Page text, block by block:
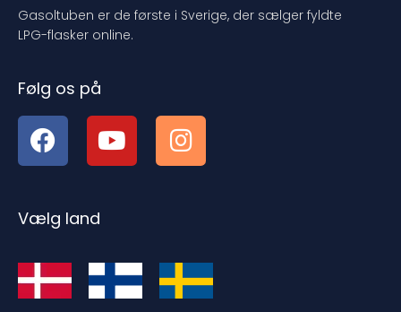
Gasoltuben er de første i Sverige, der sælger fyldte
LPG-flasker online.
Følg os på
Vælg land